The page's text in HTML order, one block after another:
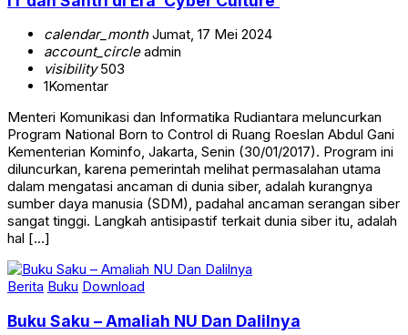
calendar_monthJumat, 17 Mei 2024
account_circleadmin
visibility503
1Komentar
Menteri Komunikasi dan Informatika Rudiantara meluncurkan
Program National Born to Control di Ruang Roeslan Abdul Gani
Kementerian Kominfo, Jakarta, Senin (30/01/2017). Program ini
diluncurkan, karena pemerintah melihat permasalahan utama
dalam mengatasi ancaman di dunia siber, adalah kurangnya
sumber daya manusia (SDM), padahal ancaman serangan siber
sangat tinggi. Langkah antisipastif terkait dunia siber itu, adalah
hal […]
Berita Buku Download
Buku Saku – Amaliah NU Dan Dalilnya